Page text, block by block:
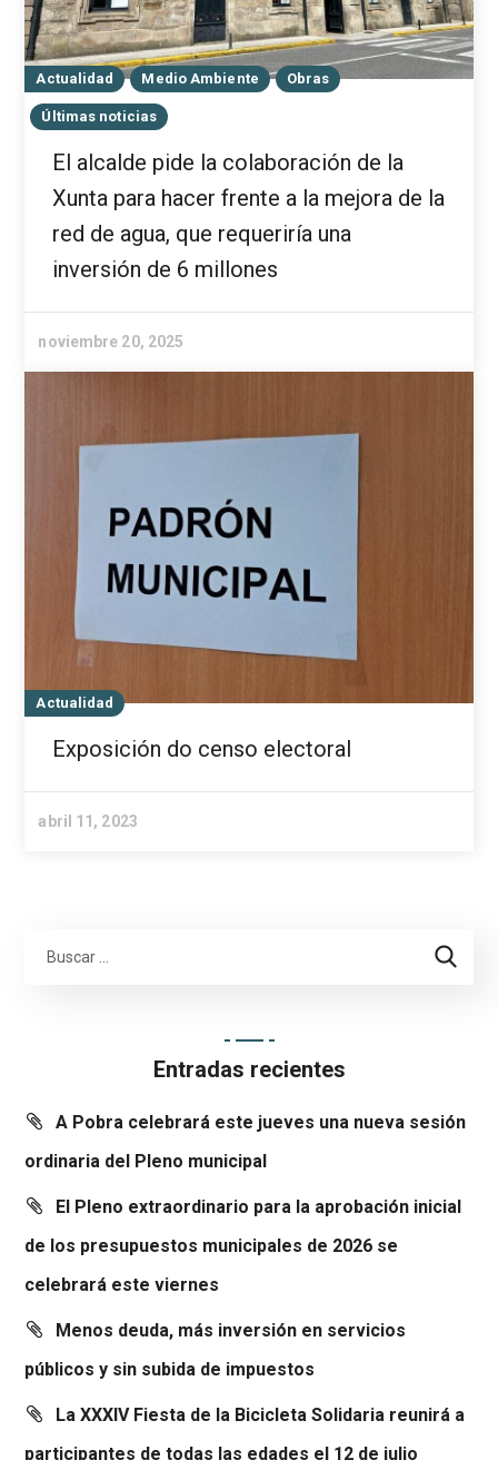
Actualidad Medio Ambiente Obras
Últimas noticias
El alcalde pide la colaboración de la
Xunta para hacer frente a la mejora de la
red de agua, que requeriría una
inversión de 6 millones
noviembre 20, 2025
Actualidad
Exposición do censo electoral
abril 11, 2023
Entradas recientes
A Pobra celebrará este jueves una nueva sesión
ordinaria del Pleno municipal
El Pleno extraordinario para la aprobación inicial
de los presupuestos municipales de 2026 se
celebrará este viernes
Menos deuda, más inversión en servicios
públicos y sin subida de impuestos
La XXXIV Fiesta de la Bicicleta Solidaria reunirá a
participantes de todas las edades el 12 de julio